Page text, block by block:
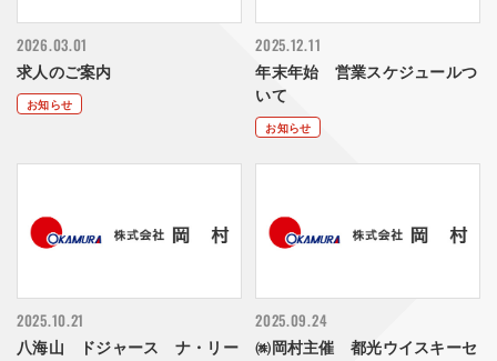
2026.03.01
求人のご案内
お知らせ
2025.12.11
年末年始 営業スケジュールつ
いて
お知らせ
2025.10.21
八海山 ドジャース ナ・リー
2025.09.24
㈱岡村主催 都光ウイスキーセ